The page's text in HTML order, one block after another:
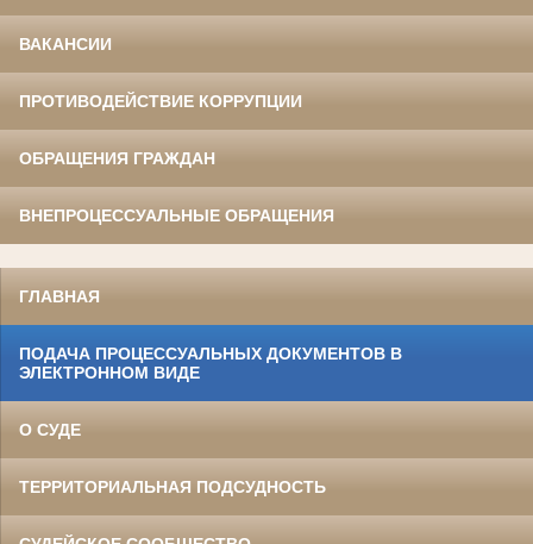
ВАКАНСИИ
ПРОТИВОДЕЙСТВИЕ КОРРУПЦИИ
ОБРАЩЕНИЯ ГРАЖДАН
ВНЕПРОЦЕССУАЛЬНЫЕ ОБРАЩЕНИЯ
ГЛАВНАЯ
ПОДАЧА ПРОЦЕССУАЛЬНЫХ ДОКУМЕНТОВ В
ЭЛЕКТРОННОМ ВИДЕ
О СУДЕ
ТЕРРИТОРИАЛЬНАЯ ПОДСУДНОСТЬ